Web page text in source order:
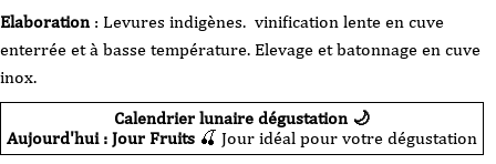
Elaboration : Levures indigènes. vinification lente en cuve
enterrée et à basse température. Elevage et batonnage en cuve
inox.
Calendrier lunaire dégustation 🌙
Aujourd'hui : Jour Fruits 🍒 Jour idéal pour votre dégustation